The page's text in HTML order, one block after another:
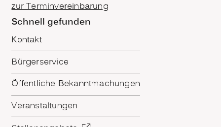
zur Terminvereinbarung
Schnell gefunden
Kontakt
Bürgerservice
Öffentliche Bekanntmachungen
Veranstaltungen